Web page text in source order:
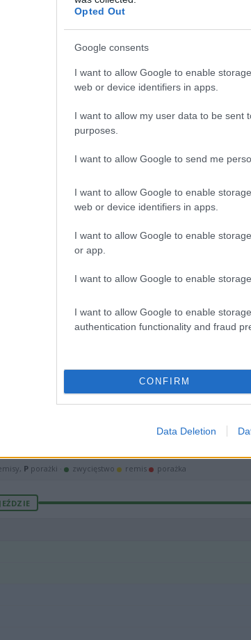
Opted Out
Google consents
I want to allow Google to enable
web or device identifiers in apps.
I want to allow my user data to be sent
purposes.
I want to allow Google to send me
I want to allow Google to enable
web or device identifiers in apps.
I want to allow Google to enable
or app.
I want to allow Google to enable
I want to allow Google to enable
authentication functionality and fraud
CONFIRM
Data Deletion
P porażki · zwycięstwo remis porażka